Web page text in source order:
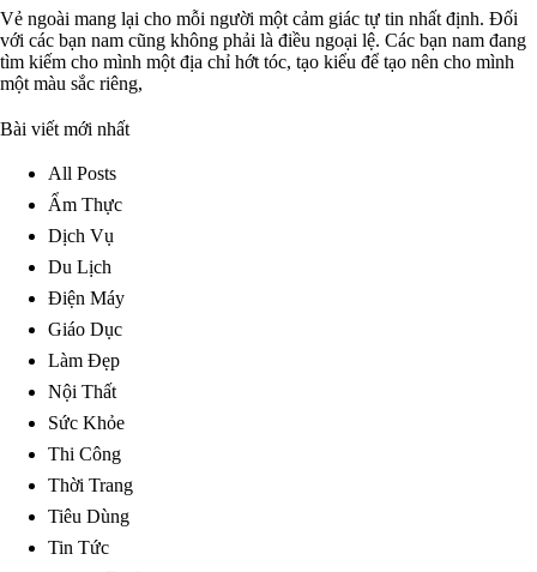
Vẻ ngoài mang lại cho mỗi người một cảm giác tự tin nhất định. Đối
với các bạn nam cũng không phải là điều ngoại lệ. Các bạn nam đang
tìm kiếm cho mình một địa chỉ hớt tóc, tạo kiểu để tạo nên cho mình
một màu sắc riêng,
Bài viết mới nhất
All Posts
Ẩm Thực
Dịch Vụ
Du Lịch
Điện Máy
Giáo Dục
Làm Đẹp
Nội Thất
Sức Khỏe
Thi Công
Thời Trang
Tiêu Dùng
Tin Tức